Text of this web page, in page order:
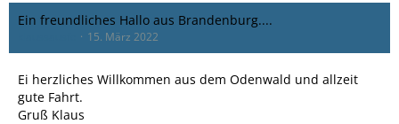
Ein freundliches Hallo aus Brandenburg....
15. März 2022
Ei herzliches Willkommen aus dem Odenwald und allzeit
gute Fahrt.
Gruß Klaus